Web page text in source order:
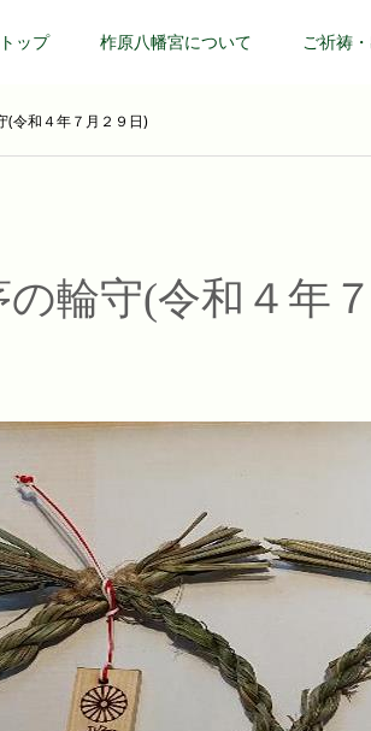
トップ 柞原八幡宮について ご祈祷
(令和４年７月２９日)
の輪守(令和４年